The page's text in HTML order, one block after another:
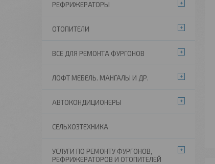
РЕФРИЖЕРАТОРЫ
ОТОПИТЕЛИ
ВСЕ ДЛЯ РЕМОНТА ФУРГОНОВ
ЛОФТ МЕБЕЛЬ. МАНГАЛЫ И ДР.
АВТОКОНДИЦИОНЕРЫ
СЕЛЬХОЗТЕХНИКА
УСЛУГИ ПО РЕМОНТУ ФУРГОНОВ,
РЕФРИЖЕРАТОРОВ И ОТОПИТЕЛЕЙ